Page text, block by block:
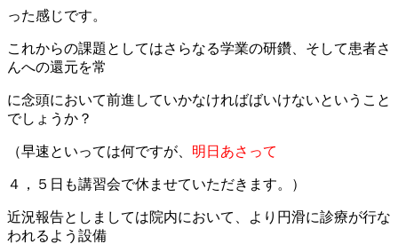
った感じです。
これからの課題としてはさらなる学業の研鑽、そして患者さ
んへの還元を常
に念頭において前進していかなければばいけないということ
でしょうか？
（早速といっては何ですが、 明日あさって
４，５日も講習会で休ませていただきます。）
近況報告としましては院内において、より円滑に診療が行な
われるよう設備